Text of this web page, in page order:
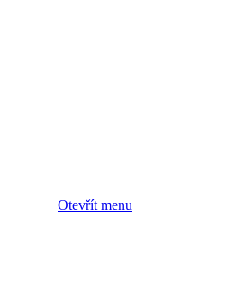
Otevřít menu